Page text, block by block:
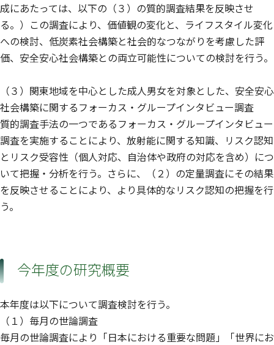
成にあたっては、以下の（３）の質的調査結果を反映させ
る。）この調査により、価値観の変化と、ライフスタイル変化
への検討、低炭素社会構築と社会的なつながりを考慮した評
価、安全安心社会構築との両立可能性についての検討を行う。
（３）関東地域を中心とした成人男女を対象とした、安全安心
社会構築に関するフォーカス・グループインタビュー調査
質的調査手法の一つであるフォーカス・グループインタビュー
調査を実施することにより、放射能に関する知識、リスク認知
とリスク受容性（個人対応、自治体や政府の対応を含め）につ
いて把握・分析を行う。さらに、（２）の定量調査にその結果
を反映させることにより、より具体的なリスク認知の把握を行
う。
今年度の研究概要
本年度は以下について調査検討を行う。
（１）毎月の世論調査
毎月の世論調査により「日本における重要な問題」「世界にお